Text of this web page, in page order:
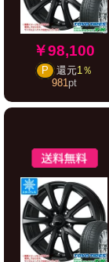
￥98,100
P 還元1％
981pt